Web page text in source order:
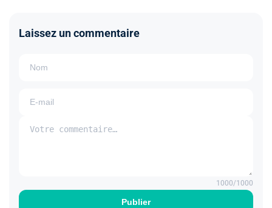
Laissez un commentaire
Publier
1000/1000